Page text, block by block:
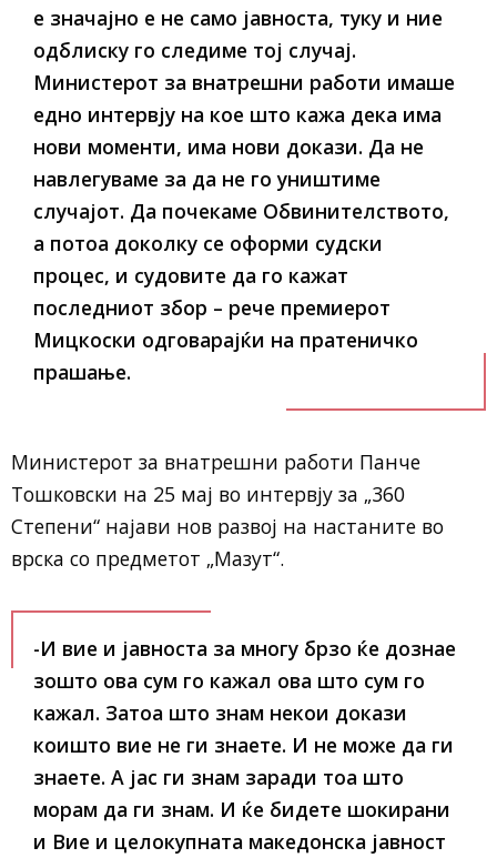
е значајно е не само јавноста, туку и ние
одблиску го следиме тој случај.
Министерот за внатрешни работи имаше
едно интервју на кое што кажа дека има
нови моменти, има нови докази. Да не
навлегуваме за да не го уништиме
случајот. Да почекаме Обвинителството,
а потоа доколку се оформи судски
процес, и судовите да го кажат
последниот збор – рече премиерот
Мицкоски одговарајќи на пратеничко
прашање.
Министерот за внатрешни работи Панче
Тошковски на 25 мај во интервју за „360
Степени“ најави нов развој на настаните во
врска со предметот „Мазут“.
-И вие и јавноста за многу брзо ќе дознае
зошто ова сум го кажал ова што сум го
кажал. Затоа што знам некои докази
коишто вие не ги знаете. И не може да ги
знаете. А јас ги знам заради тоа што
морам да ги знам. И ќе бидете шокирани
и Вие и целокупната македонска јавност